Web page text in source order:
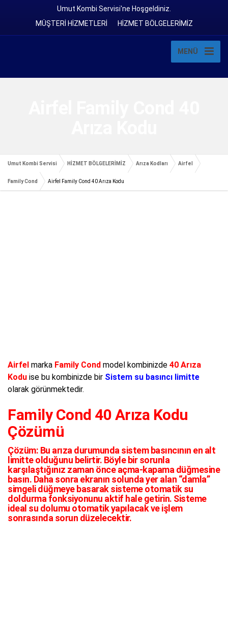
Umut Kombi Servisi'ne Hoşgeldiniz.
MÜŞTERİ HİZMETLERİ
HİZMET BÖLGELERİMİZ
MENÜ
Umut Kombi Servisi HİZMET BÖLGELERİMİZ Arıza Kodları Airfel
Family Cond Airfel Family Cond 40 Arıza Kodu
Airfel marka Family Cond model kombinizde 40 Arıza
Kodu ise bu kombinizde bir Sistem su basıncı limitte
olarak görünmektedir.
Family Cond 40 Arıza Kodu
Çözümü
Çözüm: Bu arıza durumunda sistem basıncının en alt
limitte olduğunu belirtir. Böyle bir sorunla
karşılaştığınız zaman önce açma-kapama düğmesine
basın. Daha sonra ekranın solunda yer alan “damla”
simgeli düğmeye basarak sisteme otomatik su
doldurma fonksiyonunu aktif hale getirin. Sisteme
ideal su dolumu otomatik yapılacak ve işlem
sonrasında sorun düzelecektir.